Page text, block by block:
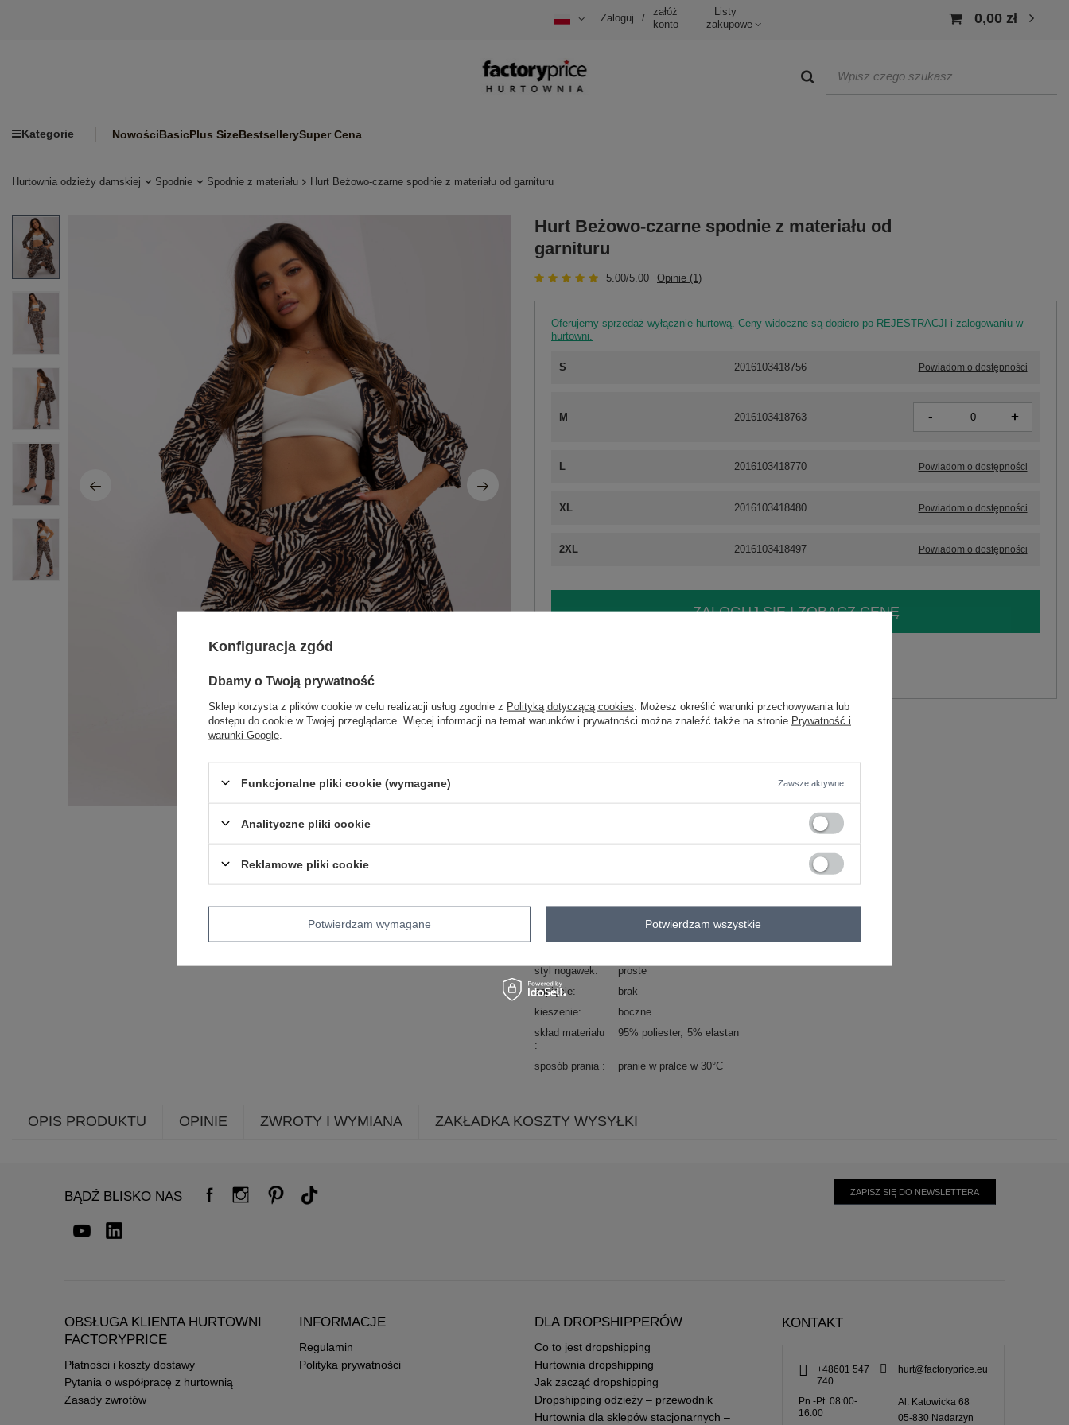
Zaloguj /
załóż
konto
Listy
zakupowe
0,00 zł
Kategorie NowościBasicPlus SizeBestsellerySuper Cena
Hurtownia odzieży damskiej Spodnie Spodnie z materiału Hurt Beżowo-czarne spodnie z materiału od garnituru
Hurt Beżowo-czarne spodnie z materiału od
garnituru
5.00/5.00 Opinie (1)
Oferujemy sprzedaż wyłącznie hurtową. Ceny widoczne są dopiero po REJESTRACJI i zalogowaniu w
hurtowni.
S 2016103418756 Powiadom o dostępności
M 2016103418763 - +
L 2016103418770 Powiadom o dostępności
XL 2016103418480 Powiadom o dostępności
2XL 2016103418497 Powiadom o dostępności
ZALOGUJ SIĘ I ZOBACZ CENĘ
skład materiału : 95% poliester, 5% elastan
materiał
poliester
styl nogawek
proste
zapięcie
brak
kieszenie
boczne
skład materiału
95% poliester 5% elastan
sposób prania pranie w pralce w 30°C
OPIS PRODUKTU OPINIE ZWROTY I WYMIANA ZAKŁADKA KOSZTY WYSYŁKI
BĄDŹ BLISKO NAS ZAPISZ SIĘ DO NEWSLETTERA
OBSŁUGA KLIENTA HURTOWNI
FACTORYPRICE
Płatności i koszty dostawy
Pytania o współpracę z hurtownią
Zasady zwrotów
INFORMACJE
Regulamin
Polityka prywatności
DLA DROPSHIPPERÓW
Co to jest dropshipping
Hurtownia dropshipping
Jak zacząć dropshipping
Dropshipping odzieży – przewodnik
Hurtownia dla sklepów stacjonarnych –
KONTAKT
+48601 547
740
hurt@factoryprice.eu
Pn.-Pt. 08:00-
16:00
Al. Katowicka 68
05-830 Nadarzyn
Konfiguracja zgód
Dbamy o Twoją prywatność
Sklep korzysta z plików cookie w celu realizacji usług zgodnie z Polityką dotyczącą cookies . Możesz określić warunki przechowywania lub
dostępu do cookie w Twojej przeglądarce. Więcej informacji na temat warunków i prywatności można znaleźć także na stronie Prywatność i
warunki Google
Funkcjonalne pliki cookie (wymagane) Zawsze aktywne
Analityczne pliki cookie
Reklamowe pliki cookie
Potwierdzam wymagane Potwierdzam wszystkie